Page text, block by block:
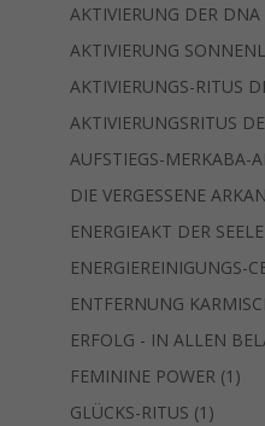
AKTIVIERUNG DER DNA
AKTIVIERUNG
AKTIVIERUNGS-RITUS
AKTIVIERUNGSRITUS
AUFSTIEGS-MERKABA-
DIE VERGESSENE
ENERGIEAKT DER
ENERGIEREINIGUNGS-
ENTFERNUNG
ERFOLG - IN ALLEN
FEMININE POWER 1 1
GLÜCKS-RITUS 1 1